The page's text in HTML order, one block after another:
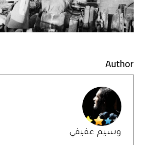
Author
وسيم عفيفي